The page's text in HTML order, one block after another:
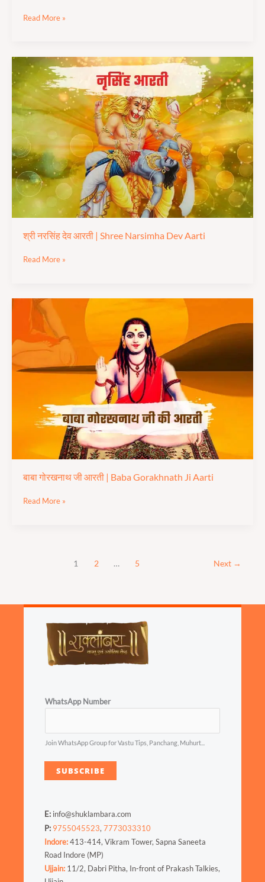
Read More »
श्री नरसिंह देव आरती | Shree Narsimha Dev Aarti
श्री
नरसिंह
देव
आरती
|
Narsimha
Dev
Aarti
Read More »
बाबा गोरखनाथ जी आरती | Baba Gorakhnath Ji Aarti
गोरखनाथ
आरती
Baba
Aarti
Read More »
1 2 … 5 Next →
WhatsApp Number
Join WhatsApp Group for Vastu Tips, Panchang, Muhurt...
SUBSCRIBE
E: info@shuklambara.com
P: 9755045523, 7773033310
Indore:413-414, Vikram Tower, Sapna Saneeta
Road Indore (MP)
Ujjain: 11/2, Dabri Pitha, In-front of Prakash Talkies,